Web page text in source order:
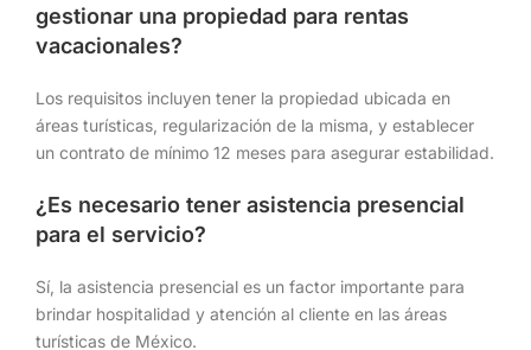
gestionar una propiedad para rentas
vacacionales?
Los requisitos incluyen tener la propiedad ubicada en
áreas turísticas, regularización de la misma, y establecer
un contrato de mínimo 12 meses para asegurar estabilidad.
¿Es necesario tener asistencia presencial
para el servicio?
Sí, la asistencia presencial es un factor importante para
brindar hospitalidad y atención al cliente en las áreas
turísticas de México.